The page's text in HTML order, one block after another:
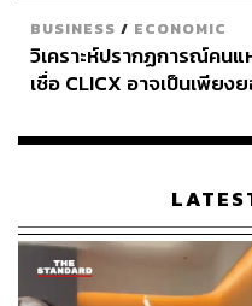
พลิกเกม Music
กลางเชื่อมโยงความรู้สึกข
ด้วยการนำเพลงรักในตำนา
SOFA มาปัดฝุ่นและเล่าเรื่อ
สมัย
BUSINESS / ECONOMIC
วิเคราะห์ปรากฏการณ์คน
เชื่อ CLICX อาจเป็นเพียง
เรือนไทยที่ถูกซุกไว้